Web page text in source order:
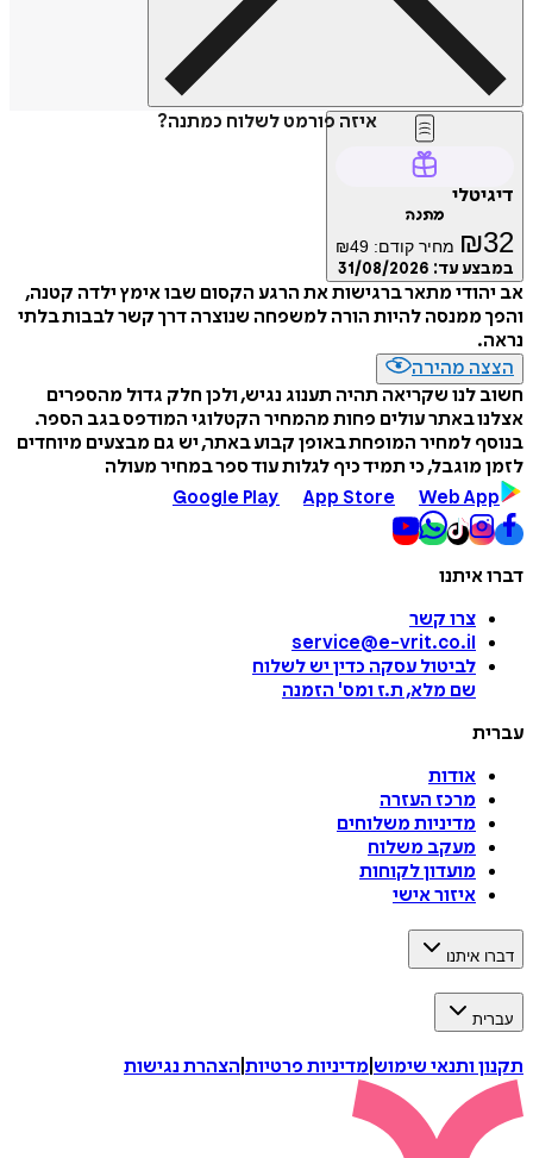
איזה פורמט לשלוח כמתנה?
דיגיטלי
מתנה
₪32 מחיר קודם: ₪49
במבצע עד: 31/08/2026
אב יהודי מתאר ברגישות את הרגע הקסום שבו אימץ ילדה קטנה,
והפך ממנסה להיות הורה למשפחה שנוצרה דרך קשר לבבות בלתי
נראה.
הצצה מהירה
חשוב לנו שקריאה תהיה תענוג נגיש, ולכן חלק גדול מהספרים
אצלנו באתר עולים פחות מהמחיר הקטלוגי המודפס בגב הספר.
בנוסף למחיר המופחת באופן קבוע באתר, יש גם מבצעים מיוחדים
לזמן מוגבל, כי תמיד כיף לגלות עוד ספר במחיר מעולה
Google Play
App Store Web App
דברו איתנו
צרו קשר
service@e-vrit.co.il
לביטול עסקה כדין יש לשלוח
שם מלא, ת.ז ומס' הזמנה
עברית
אודות
מרכז העזרה
מדיניות משלוחים
מעקב משלוח
מועדון לקוחות
איזור אישי
דברו איתנו
עברית
תקנון ותנאי שימוש מדיניות פרטיות הצהרת נגישות